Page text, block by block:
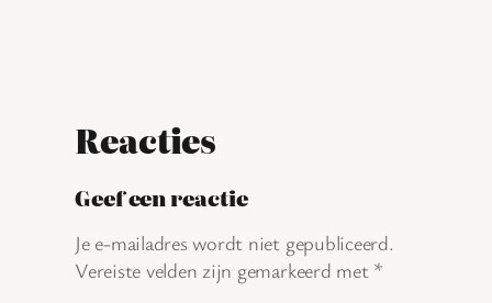
Reacties
Geef een reactie
Je e-mailadres wordt niet gepubliceerd.
Vereiste velden zijn gemarkeerd met *